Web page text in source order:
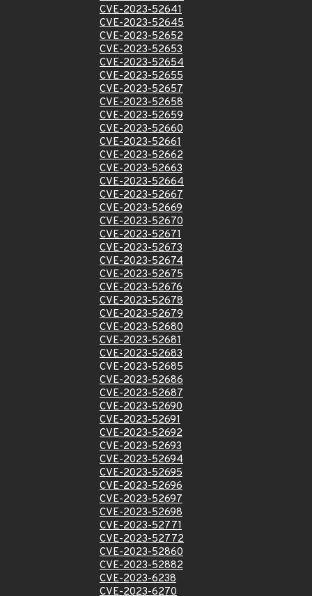
CVE-2023-52641
CVE-2023-52645
CVE-2023-52652
CVE-2023-52653
CVE-2023-52654
CVE-2023-52655
CVE-2023-52657
CVE-2023-52658
CVE-2023-52659
CVE-2023-52660
CVE-2023-52661
CVE-2023-52662
CVE-2023-52663
CVE-2023-52664
CVE-2023-52667
CVE-2023-52669
CVE-2023-52670
CVE-2023-52671
CVE-2023-52673
CVE-2023-52674
CVE-2023-52675
CVE-2023-52676
CVE-2023-52678
CVE-2023-52679
CVE-2023-52680
CVE-2023-52681
CVE-2023-52683
CVE-2023-52685
CVE-2023-52686
CVE-2023-52687
CVE-2023-52690
CVE-2023-52691
CVE-2023-52692
CVE-2023-52693
CVE-2023-52694
CVE-2023-52695
CVE-2023-52696
CVE-2023-52697
CVE-2023-52698
CVE-2023-52771
CVE-2023-52772
CVE-2023-52860
CVE-2023-52882
CVE-2023-6238
CVE-2023-6270